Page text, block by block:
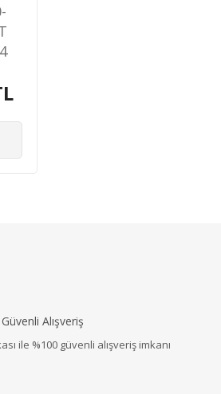
Güvenli Alışveriş
ile %100 güvenli alışveriş imkanı